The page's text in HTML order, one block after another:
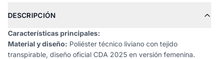
DESCRIPCIÓN
Características principales:
Material y diseño: Poliéster técnico liviano con tejido
transpirable, diseño oficial CDA 2025 en versión femenina.